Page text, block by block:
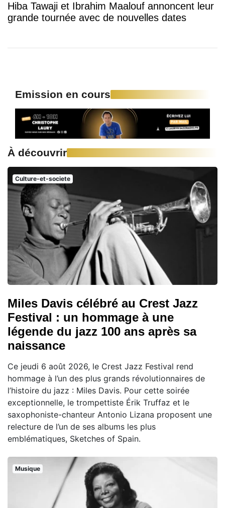
Hiba Tawaji et Ibrahim Maalouf annoncent leur
grande tournée avec de nouvelles dates
Emission en cours
À découvrir
Culture-et-societe
Miles Davis célébré au Crest Jazz
Festival : un hommage à une
légende du jazz 100 ans après sa
naissance
Ce jeudi 6 août 2026, le Crest Jazz Festival rend
hommage à l’un des plus grands révolutionnaires de
l’histoire du jazz : Miles Davis. Pour cette soirée
exceptionnelle, le trompettiste Érik Truffaz et le
saxophoniste-chanteur Antonio Lizana proposent une
relecture de l’un de ses albums les plus
emblématiques, Sketches of Spain.
Musique